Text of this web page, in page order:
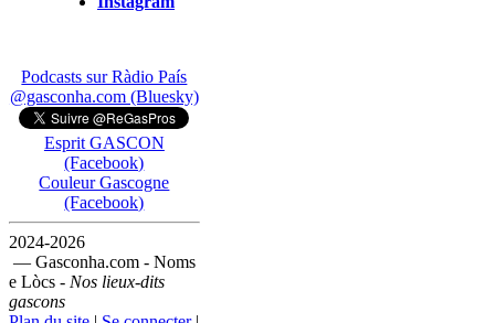
Podcasts sur Ràdio País
@gasconha.com (Bluesky)
Esprit GASCON
(Facebook)
Couleur Gascogne
(Facebook)
2024-2026
— Gasconha.com - Noms
e Lòcs - Nos lieux-dits
gascons